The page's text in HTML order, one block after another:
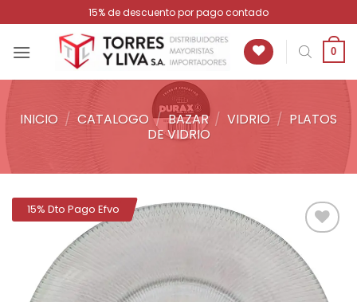
al
contenido
15% de descuento por pago contado
0
INICIO / CATALOGO / BAZAR / VIDRIO / PLATOS
DE VIDRIO
15% Dto Pago Efvo
Añadir
a la
lista de
deseos